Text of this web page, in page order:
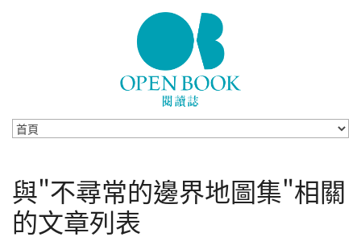
與"不尋常的邊界地圖集"相關
的文章列表